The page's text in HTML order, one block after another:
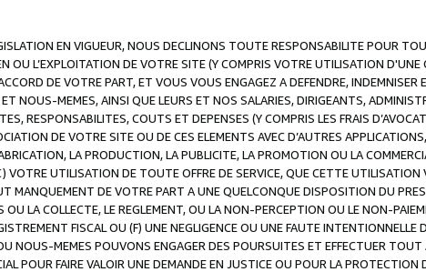
EN VIGUEUR, NOUS DECLINONS TOUTE RESPONSABILITE POUR
OU L’EXPLOITATION DE VOTRE SITE (Y COMPRIS VOTRE UTILISATION D'UNE
DE VOTRE PART, ET VOUS VOUS ENGAGEZ A DEFENDRE,
NOUS-MEMES, AINSI QUE LEURS ET NOS SALARIES, DIRIGEANTS,
RESPONSABILITES, COUTS ET DEPENSES (Y COMPRIS LES FRAIS
DE VOTRE SITE OU DE CES ELEMENTS AVEC D’AUTRES
LA PRODUCTION, LA PUBLICITE, LA PROMOTION OU LA
UTILISATION DE TOUTE OFFRE DE SERVICE, QUE CETTE
MANQUEMENT DE VOTRE PART A UNE QUELCONQUE DISPOSITION DU
LA COLLECTE, LE REGLEMENT, OU LA NON-PERCEPTION OU LE NON-
FISCAL OU (F) UNE NEGLIGENCE OU UNE FAUTE
NOUS-MEMES POUVONS ENGAGER DES POURSUITES ET EFFECTUER
POUR FAIRE VALOIR UNE DEMANDE EN JUSTICE OU POUR LA